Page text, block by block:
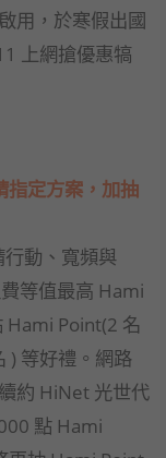
用，於寒假出國
上網搶優惠犒
指定方案，加抽
動、寬頻與
等值最高 Hami
Hami Point(2 名
) 等好禮。網路
約 HiNet 光世代
點 Hami